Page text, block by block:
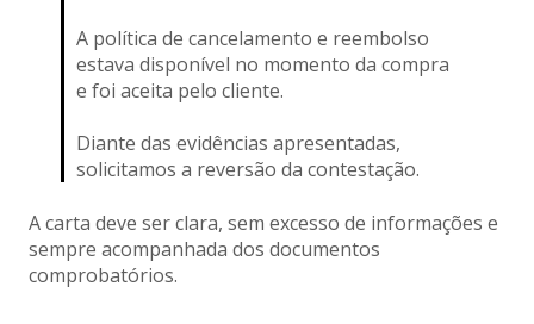
A política de cancelamento e reembolso
estava disponível no momento da compra
e foi aceita pelo cliente.
Diante das evidências apresentadas,
solicitamos a reversão da contestação.
A carta deve ser clara, sem excesso de informações e
sempre acompanhada dos documentos
comprobatórios.